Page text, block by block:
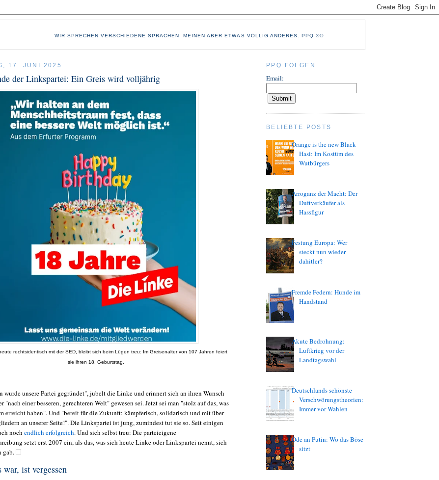
WIR SPRECHEN VERSCHIEDENE SPRACHEN. MEINEN ABER ETWAS VÖLLIG ANDERES. PPQ ®©
17. JUNI 2025
der Linkspartei: Ein Greis wird volljährig
rechtsidentisch mit der SED, bleibt sich beim Lügen treu: Im Greisenalter von 107 Jahren feiert
sie ihren 18. Geburtstag.
wurde unsere Partei gegründet", jubelt die Linke und erinnert sich an ihren Wunsch
"nach einer besseren, gerechteren Welt" gewesen sei. Jetzt sei man "stolz auf das, was
erreicht haben". Und "bereit für die Zukunft: kämpferisch, solidarisch und mit über
an unserer Seite!". Die Linkspartei ist jung, zumindest tut sie so. Seit einigen
noch endlich erfolgreich. Und sich selbst treu: Die parteieigene
setzt erst 2007 ein, als das, was sich heute Linke oder Linkspartei nennt, sich
gab.
ist vergessen
PPQ FOLGEN
Email:
BELIEBTE POSTS
Orange is the new Black
Hasi: Im Kostüm des
Wutbürgers
Arroganz der Macht: Der
Duftverkäufer als
Hassfigur
Festung Europa: Wer
steckt nun wieder
dahitler?
Fremde Federn: Hunde im
Handstand
Akute Bedrohnung:
Luftkrieg vor der
Landtagswahl
Deutschlands schönste
Verschwörungstheorien:
Immer vor Wahlen
Ode an Putin: Wo das Böse
sitzt